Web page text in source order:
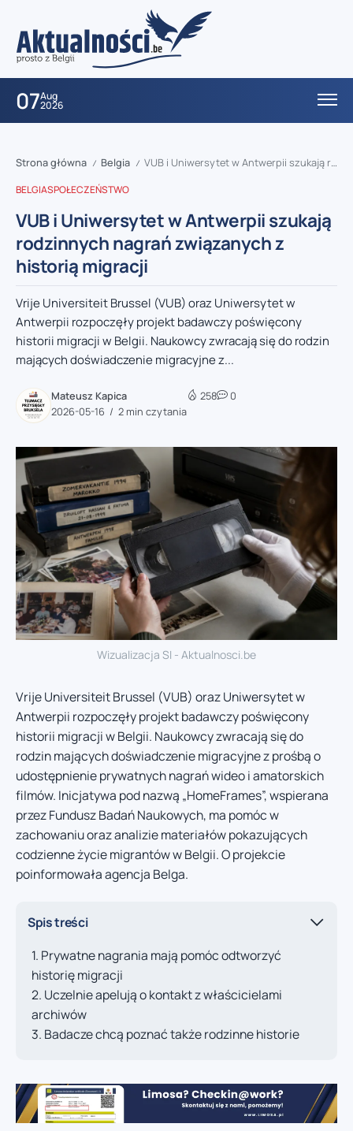
07Aug
2026
Strona główna / Belgia / VUB i Uniwersytet w Antwerpii szukają rodzinnych nagrań związanych z historią migracji
BELGIASPOŁECZEŃSTWO
VUB i Uniwersytet w Antwerpii szukają
rodzinnych nagrań związanych z
historią migracji
Vrije Universiteit Brussel (VUB) oraz Uniwersytet w
Antwerpii rozpoczęły projekt badawczy poświęcony
historii migracji w Belgii. Naukowcy zwracają się do rodzin
mających doświadczenie migracyjne z...
Mateusz Kapica
2026-05-16
2 min czytania
258 0
Wizualizacja SI - Aktualnosci.be
Vrije Universiteit Brussel (VUB) oraz Uniwersytet w
Antwerpii rozpoczęły projekt badawczy poświęcony
historii migracji w Belgii. Naukowcy zwracają się do
rodzin mających doświadczenie migracyjne z prośbą o
udostępnienie prywatnych nagrań wideo i amatorskich
filmów. Inicjatywa pod nazwą „HomeFrames”, wspierana
przez Fundusz Badań Naukowych, ma pomóc w
zachowaniu oraz analizie materiałów pokazujących
codzienne życie migrantów w Belgii. O projekcie
poinformowała agencja Belga.
Spis treści
Prywatne nagrania mają pomóc odtworzyć
historię migracji
Uczelnie apelują o kontakt z właścicielami
archiwów
Badacze chcą poznać także rodzinne historie